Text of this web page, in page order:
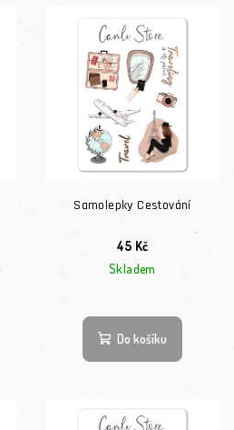
Samolepky Cestování
45 Kč
Skladem
Do košíku